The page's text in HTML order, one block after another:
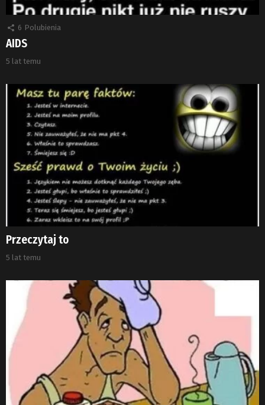
6 Polubienia
AIDS
5 lat temu
Przeczytaj to
5 lat temu